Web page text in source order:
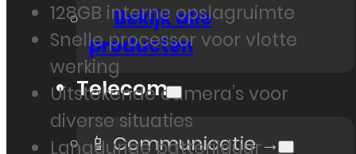
Bekijk alle
producten
Telecom
📱 Communicatie →
128GB interne opslagruimte
Snelle processor voor vlotte
werking
Uitstekende camera’s voor
diverse situaties
Langdurige batterijduur